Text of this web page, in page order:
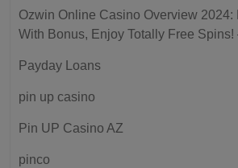
Ozwin Online Casino Overview 2024:
With Bonus, Enjoy Totally Free Spins!
Payday Loans
pin up casino
Pin UP Casino AZ
pinco